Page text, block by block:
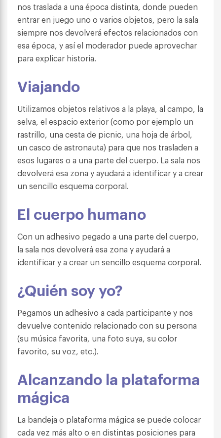
nos traslada a una época distinta, donde pueden
entrar en juego uno o varios objetos, pero la sala
siempre nos devolverá efectos relacionados con
esa época, y así el moderador puede aprovechar
para explicar historia.
Viajando
Utilizamos objetos relativos a la playa, al campo, la
selva, el espacio exterior (como por ejemplo un
rastrillo, una cesta de picnic, una hoja de árbol,
un casco de astronauta) para que nos trasladen a
esos lugares o a una parte del cuerpo. La sala nos
devolverá esa zona y ayudará a identificar y a crear
un sencillo esquema corporal.
El cuerpo humano
Con un adhesivo pegado a una parte del cuerpo,
la sala nos devolverá esa zona y ayudará a
identificar y a crear un sencillo esquema corporal.
¿Quién soy yo?
Pegamos un adhesivo a cada participante y nos
devuelve contenido relacionado con su persona
(su música favorita, una foto suya, su color
favorito, su voz, etc.).
Alcanzando la plataforma
mágica
La bandeja o plataforma mágica se puede colocar
cada vez más alto o en distintas posiciones para